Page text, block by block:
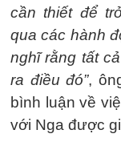
cần thiết để
qua các hành
nghĩ rằng tất
ra điều đó”,
bình luận về
với Nga được